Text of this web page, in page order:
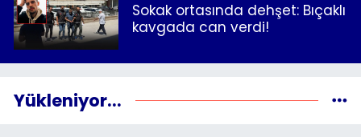
Sokak ortasında dehşet: Bıçaklı
kavgada can verdi!
Yükleniyor...